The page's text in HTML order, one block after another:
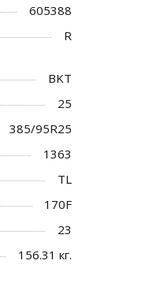
605388
R
BKT
25
385/95R25
1363
TL
170F
23
156.31 кг.